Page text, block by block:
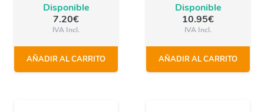
Disponible
7.20€
IVA Incl.
AÑADIR AL CARRITO
Disponible
10.95€
IVA Incl.
AÑADIR AL CARRITO